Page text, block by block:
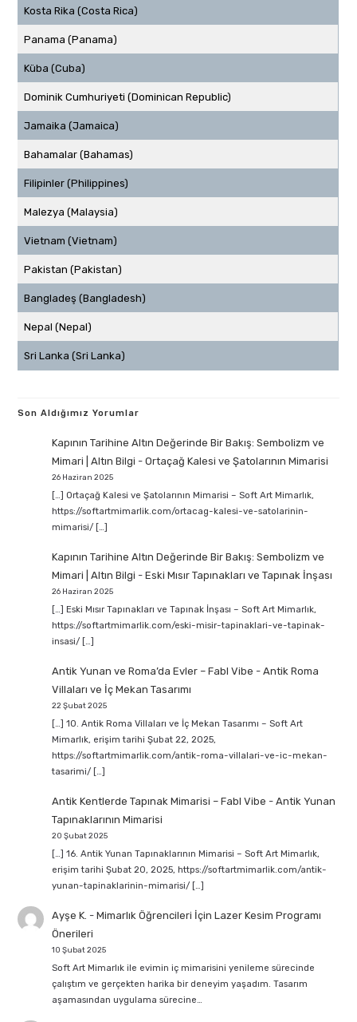
Kosta Rika (Costa Rica)
Panama (Panama)
Küba (Cuba)
Dominik Cumhuriyeti (Dominican Republic)
Jamaika (Jamaica)
Bahamalar (Bahamas)
Filipinler (Philippines)
Malezya (Malaysia)
Vietnam (Vietnam)
Pakistan (Pakistan)
Bangladeş (Bangladesh)
Nepal (Nepal)
Sri Lanka (Sri Lanka)
Son Aldığımız Yorumlar
Kapının Tarihine Altın Değerinde Bir Bakış: Sembolizm ve
Mimari | Altın Bilgi - Ortaçağ Kalesi ve Şatolarının Mimarisi
26 Haziran 2025
[…] Ortaçağ Kalesi ve Şatolarının Mimarisi – Soft Art Mimarlık,
https://softartmimarlik.com/ortacag-kalesi-ve-satolarinin-
mimarisi/ […]
Kapının Tarihine Altın Değerinde Bir Bakış: Sembolizm ve
Mimari | Altın Bilgi - Eski Mısır Tapınakları ve Tapınak İnşası
26 Haziran 2025
[…] Eski Mısır Tapınakları ve Tapınak İnşası – Soft Art Mimarlık,
https://softartmimarlik.com/eski-misir-tapinaklari-ve-tapinak-
insasi/ […]
Antik Yunan ve Roma’da Evler – Fabl Vibe - Antik Roma
Villaları ve İç Mekan Tasarımı
22 Şubat 2025
[…] 10. Antik Roma Villaları ve İç Mekan Tasarımı – Soft Art
Mimarlık, erişim tarihi Şubat 22, 2025,
https://softartmimarlik.com/antik-roma-villalari-ve-ic-mekan-
tasarimi/ […]
Antik Kentlerde Tapınak Mimarisi – Fabl Vibe - Antik Yunan
Tapınaklarının Mimarisi
20 Şubat 2025
[…] 16. Antik Yunan Tapınaklarının Mimarisi – Soft Art Mimarlık,
erişim tarihi Şubat 20, 2025, https://softartmimarlik.com/antik-
yunan-tapinaklarinin-mimarisi/ […]
Ayşe K. - Mimarlık Öğrencileri İçin Lazer Kesim Programı
Önerileri
10 Şubat 2025
Soft Art Mimarlık ile evimin iç mimarisini yenileme sürecinde
çalıştım ve gerçekten harika bir deneyim yaşadım. Tasarım
aşamasından uygulama sürecine…